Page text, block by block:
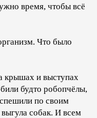
время, чтобы всё
Что было
крышах и выступах
будто робопчёлы,
по своим
собак. И всем